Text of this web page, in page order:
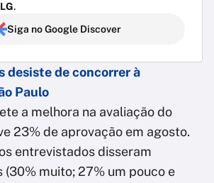
LG.
Siga no Google Discover
desiste de concorrer à
Paulo
a melhora na avaliação do
23% de aprovação em agosto.
entrevistados disseram
(30% muito; 27% um pouco e